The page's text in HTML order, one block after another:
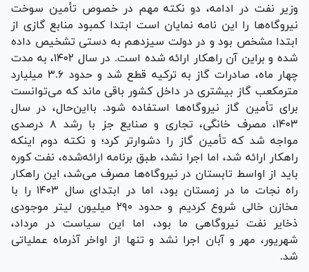
وزیر نفت در ادامه، دو نکته مهم در خصوص تأمین سوخت
نیروگاه‌ها را این نامه نمایان است ابتدا کمبود منابع گازی از
ابتدا مشخص بود و در دولت سیزدهم به دستی تشخیص داده
شده و براین آن راهکار ارائه شده است. در سال ۱۴۰۲، به مدت
چهار ماه، صادرات گاز به ترکیه قطع شد و حدود ۳.۶ میلیارد
مترمکعب گاز بیشتری در داخل کشور باقی ماند که می‌توانست
برای تأمین گاز نیروگاه‌ها استفاده شود. بااین‌حال، در سال
۱۴۰۳، مصرف خانگی، تجاری و صنایع جز با رشد ۸ درصدی
مواجه شد که تأمین گاز را دشوارتر کرد؛ و نکته دوم اینکه
راهکار ارائه شد، اما اجرا نشد، طبق برنامه ارائه‌شده، نفت کوره
باید از اواسط تابستان در نیروگاه‌ها مصرف می‌شد، این راهکار
راه نجات ما در زمستان بود، اما در ابتدای سال ۱۴۰۳ را با
مخازن خالی شروع کردیم و حدود ۲۹۰ میلیون لیتر موجودی
ذخایر نفت نیروگاهی ما بود، اما این سیاست در مرداد،
شهریور، مهر و آبان اجرا نشد و تنها از اواخر آذرماه عملیاتی
شد.